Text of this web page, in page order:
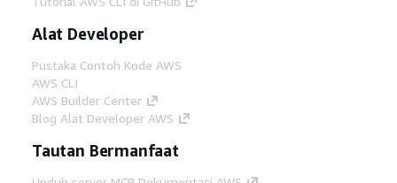
Alat Developer
Pustaka Contoh Kode AWS
AWS CLI
AWS Builder Center
Blog Alat Developer AWS
Tautan Bermanfaat